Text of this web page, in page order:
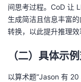
间思考过程。CoD 让
生成简洁且信息丰富
转换，以此提升推理效
（二）具体示
以算术题“Jason 有